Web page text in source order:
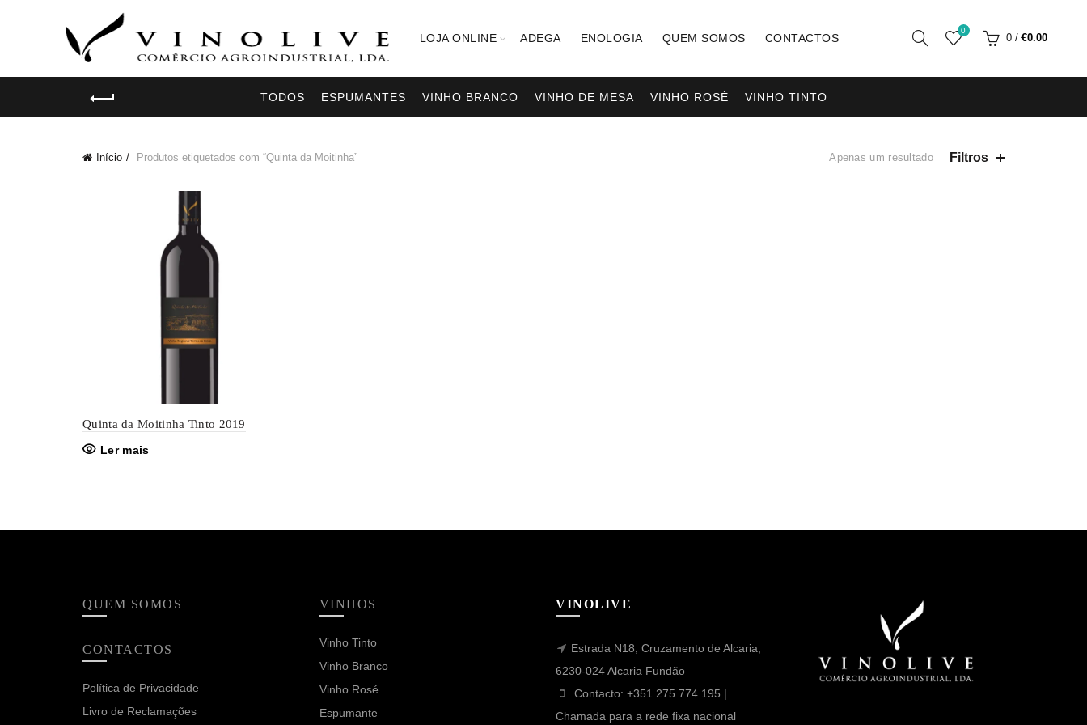
LOJA ONLINE ADEGA ENOLOGIA QUEM SOMOS CONTACTOS
0
0 / €0.00
TODOS ESPUMANTES VINHO BRANCO VINHO DE MESA VINHO ROSÉ VINHO TINTO
Início Produtos etiquetados com “Quinta da Moitinha” Apenas um resultado Filtros
Quinta da Moitinha Tinto 2019
Ler mais
QUEM SOMOS
CONTACTOS
Política de Privacidade
Livro de Reclamações
VINHOS
Vinho Tinto
Vinho Branco
Vinho Rosé
Espumante
VINOLIVE
Estrada N18, Cruzamento de Alcaria,
6230-024 Alcaria Fundão
Contacto: +351 275 774 195 |
Chamada para a rede fixa nacional